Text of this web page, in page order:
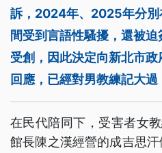
訴，2024年、2025年分別
間受到言語性騷擾，還被
受創，因此決定向新北市
回應，已經對男教練記大過
在民代陪同下，受害者女
館長陳之漢經營的成吉思